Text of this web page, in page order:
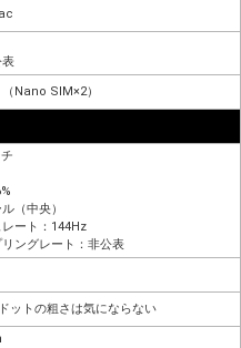
表
Nano SIM×2）
（中央）
ート：144Hz
ングレート：非公表
ットの粗さは気にならない